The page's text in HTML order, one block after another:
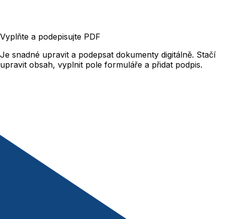
Vyplňte a podepisujte PDF
Je snadné upravit a podepsat dokumenty digitálně. Stačí
upravit obsah, vyplnit pole formuláře a přidat podpis.